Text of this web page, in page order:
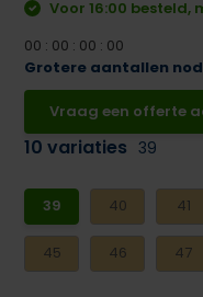
Voor 16:00
00 : 00 : 00 : 00
Grotere aantallen
Vraag een offerte
10 variaties 39
39 40 41
45 46 47